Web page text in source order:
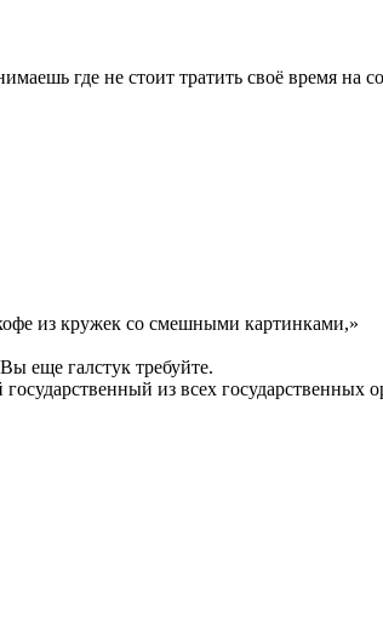
где не стоит тратить своё время на
из кружек со смешными картинками,»
еще галстук требуйте.
из всех государственных